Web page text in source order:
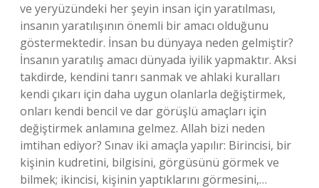
ve yeryüzündeki her şeyin insan için yaratılması,
insanın yaratılışının önemli bir amacı olduğunu
göstermektedir. İnsan bu dünyaya neden gelmiştir?
İnsanın yaratılış amacı dünyada iyilik yapmaktır. Aksi
takdirde, kendini tanrı sanmak ve ahlaki kuralları
kendi çıkarı için daha uygun olanlarla değiştirmek,
onları kendi bencil ve dar görüşlü amaçları için
değiştirmek anlamına gelmez. Allah bizi neden
imtihan ediyor? Sınav iki amaçla yapılır: Birincisi, bir
kişinin kudretini, bilgisini, görgüsünü görmek ve
bilmek; ikincisi, kişinin yaptıklarını görmesini,…